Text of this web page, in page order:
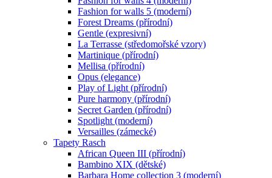
Fashion for walls 5 (moderní)
Forest Dreams (přírodní)
Gentle (expresivní)
La Terrasse (středomořské vzory)
Martinique (přírodní)
Mellisa (přírodní)
Opus (elegance)
Play of Light (přírodní)
Pure harmony (přírodní)
Secret Garden (přírodní)
Spotlight (moderní)
Versailles (zámecké)
Tapety Rasch
African Queen III (přírodní)
Bambino XIX (dětské)
Barbara Home collection 3 (moderní)